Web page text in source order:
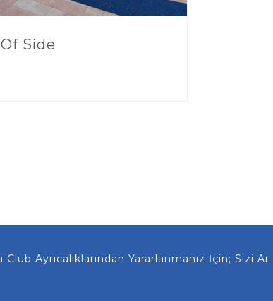
Side
Ayrıcalıklarından Yararlanmanız İçin; Sizi